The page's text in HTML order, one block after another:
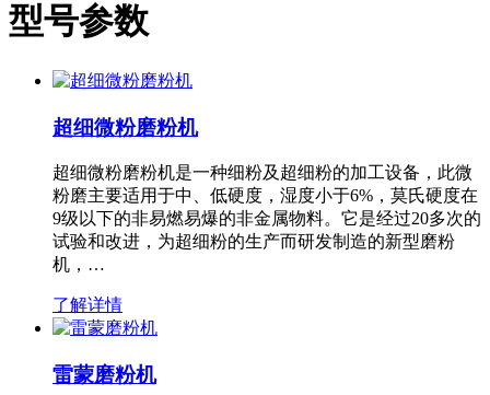
型号参数
超细微粉磨粉机
超细微粉磨粉机是一种细粉及超细粉的加工设备，此微
粉磨主要适用于中、低硬度，湿度小于6%，莫氏硬度在
9级以下的非易燃易爆的非金属物料。它是经过20多次的
试验和改进，为超细粉的生产而研发制造的新型磨粉
机，…
了解详情
雷蒙磨粉机